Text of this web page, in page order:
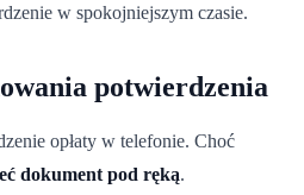
w spokojniejszym czasie.
potwierdzenia
opłaty w telefonie. Choć
dokument pod ręką.